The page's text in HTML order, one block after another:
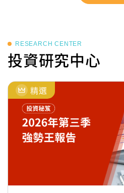
RESEARCH CENTER
投資研究中心
精選